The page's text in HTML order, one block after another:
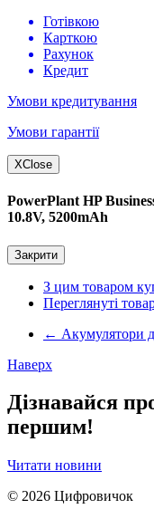
Готівкою
Карткою
Рахунок
Кредит
Умови кредитування
Умови гарантії
XClose
PowerPlant HP
10.8V, 5200mAh
Закрити
З цим товаром
Переглянуті
← Акумулятори
Наверх
Дізнавайся
першим!
Читати новини
© 2026 Цифровичок